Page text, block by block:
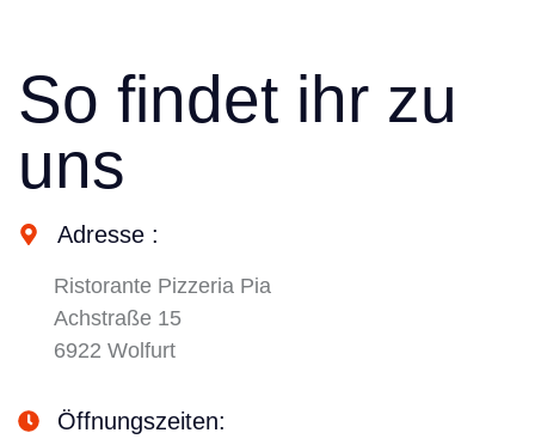
So findet ihr zu
uns
Adresse :
Ristorante Pizzeria Pia
Achstraße 15
6922 Wolfurt
Öffnungszeiten: